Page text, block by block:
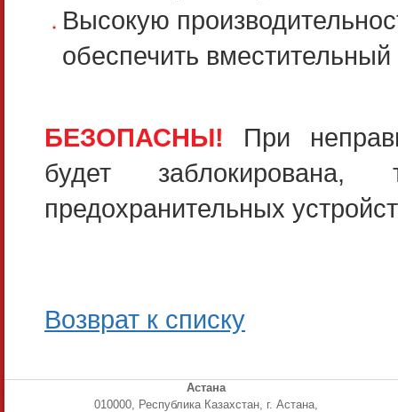
Высокую
обеспечить
БЕЗОПАСНЫ! При
будет
предохранительных
Возврат к списку
Астана
010000, Республика Казахстан, г. Астана,